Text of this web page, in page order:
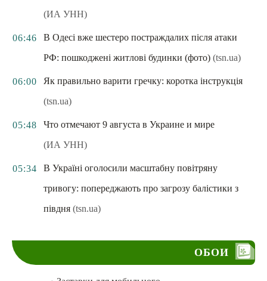
(ИА УНН)
06:46
В Одесі вже шестеро постраждалих після атаки
РФ: пошкоджені житлові будинки (фото) (tsn.ua)
06:00
Як правильно варити гречку: коротка інструкція
(tsn.ua)
05:48
Что отмечают 9 августа в Украине и мире
(ИА УНН)
05:34
В Україні оголосили масштабну повітряну
тривогу: попереджають про загрозу балістики з
півдня (tsn.ua)
ОБОИ